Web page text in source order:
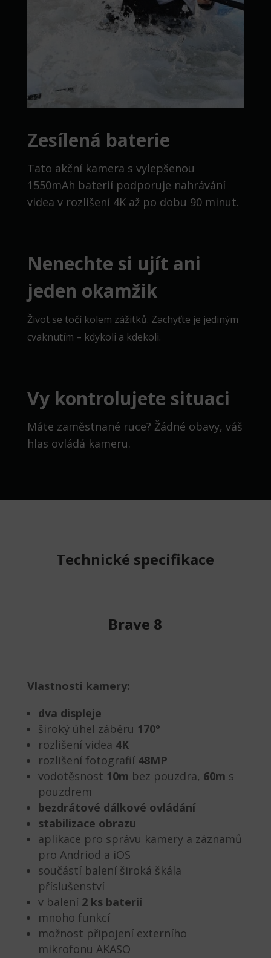
Zesílená baterie
Tato akční kamera s vylepšenou
1550mAh baterií podporuje nahrávání
videa v rozlišení 4K až po dobu 90 minut.
Nenechte si ujít ani
jeden okamžik
Život se točí kolem zážitků. Zachyťte je jediným
cvaknutím – kdykoli a kdekoli.
Vy kontrolujete situaci
Máte zaměstnané ruce? Žádné obavy, váš
hlas ovládá kameru.
Technické specifikace
Brave 8
Vlastnosti kamery:
dva displeje
široký úhel záběru 170°
rozlišení videa 4K
rozlišení fotografií48MP
vodotěsnost 10m bez pouzdra, 60m s
pouzdrem
bezdrátové dálkové ovládání
stabilizace obrazu
aplikace pro správu kamery a záznamů
pro Andriod a iOS
součástí balení široká škála
příslušenství
v balení 2 ks baterií
mnoho funkcí
možnost připojení externího
mikrofonu AKASO